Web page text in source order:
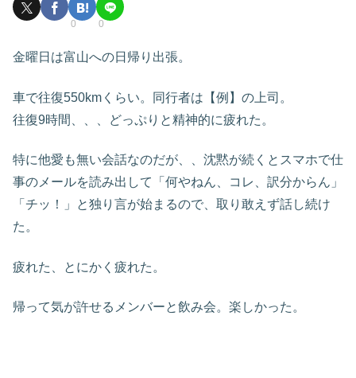
0 0
金曜日は富山への日帰り出張。
車で往復550kmくらい。同行者は【例】の上司。
往復9時間、、、どっぷりと精神的に疲れた。
特に他愛も無い会話なのだが、、沈黙が続くとスマホで仕
事のメールを読み出して「何やねん、コレ、訳分からん」
「チッ！」と独り言が始まるので、取り敢えず話し続け
た。
疲れた、とにかく疲れた。
帰って気が許せるメンバーと飲み会。楽しかった。